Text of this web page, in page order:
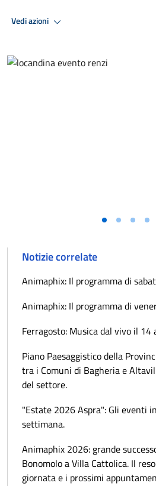
Vedi azioni
Notizie correlate
Animaphix: Il programma di
Animaphix: Il programma di
Ferragosto: Musica dal vivo il 14
Piano Paesaggistico della
tra i Comuni di Bagheria e
del settore.
"Estate 2026 Aspra": Gli eventi
settimana.
Animaphix 2026: grande
Bonomolo a Villa Cattolica. Il
giornata e i prossimi